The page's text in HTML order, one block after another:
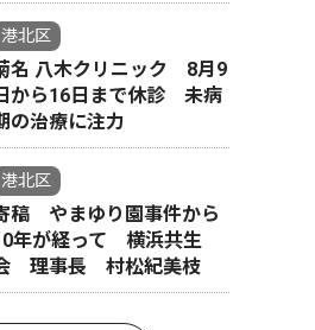
港北区
名 八木クリニック 8月9
から16日まで休診 未病
の治療に注力
港北区
稿 やまゆり園事件から
年が経って 横浜共生
理事長 村松紀美枝